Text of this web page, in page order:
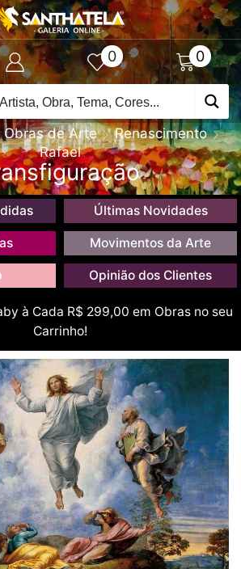
0 0
Obras de Arte
Renascimento
Rafael
Últimas Novidades
Movimentos da Arte
Opinião dos Clientes
à Cada R$ 299,00 em Obras no seu
Carrinho!